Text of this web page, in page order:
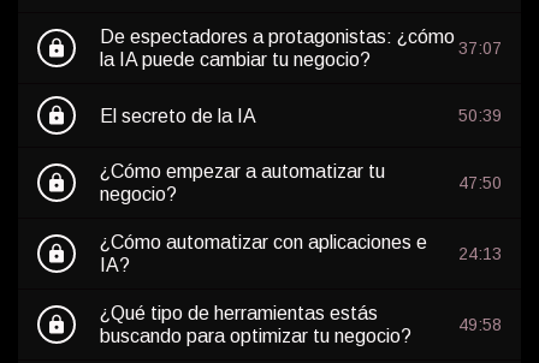
lock
De espectadores a protagonistas: ¿cómo
la IA puede cambiar tu negocio?
37:07
lock El secreto de la IA 50:39
lock
¿Cómo empezar a automatizar tu
negocio?
47:50
lock
¿Cómo automatizar con aplicaciones e
IA?
24:13
lock
¿Qué tipo de herramientas estás
buscando para optimizar tu negocio?
49:58